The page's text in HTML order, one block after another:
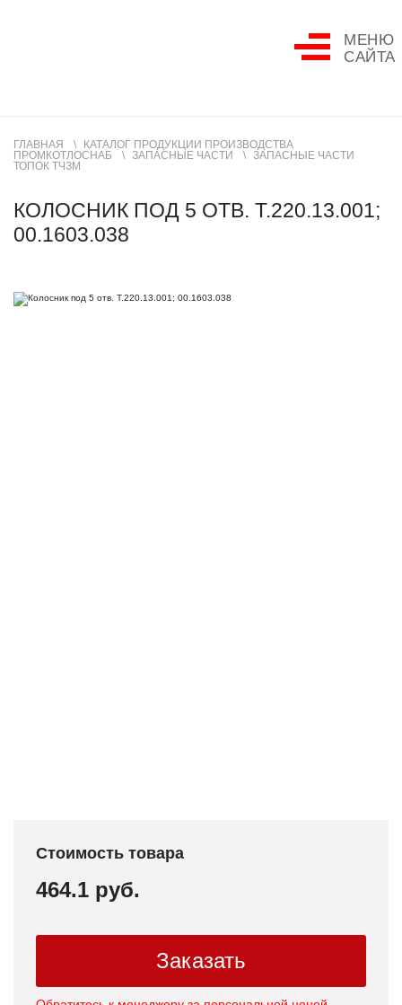
МЕНЮ
САЙТА
ГЛАВНАЯ
КАТАЛОГ ПРОДУКЦИИ ПРОИЗВОДСТВА
ПРОМКОТЛОСНАБ
ЗАПАСНЫЕ ЧАСТИ
ЗАПАСНЫЕ ЧАСТИ
ТОПОК ТЧЗМ
КОЛОСНИК ПОД 5 ОТВ. Т.220.13.001;
00.1603.038
Стоимость товара
464.1 руб.
Заказать